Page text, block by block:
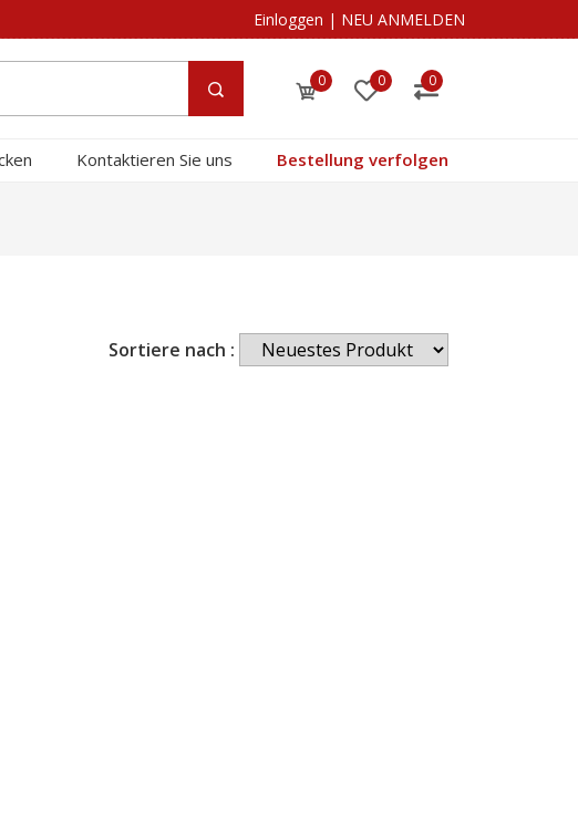
Einloggen | NEU ANMELDEN
0 0 0
Kontaktieren Sie uns Bestellung verfolgen
Sortiere nach :